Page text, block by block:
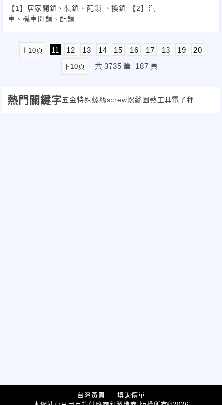
【1】居家開鎖、裝鎖、配鎖 、換鎖 【2】汽
車、機車開鎖、配鎖
上10頁 11 12 13 14 15 16 17 18 19 20
下10頁 共 3735 筆 187 頁
熱門關鍵字五金特殊螺絲screw螺絲園藝工具電子秤
台灣黃頁
填詢價單